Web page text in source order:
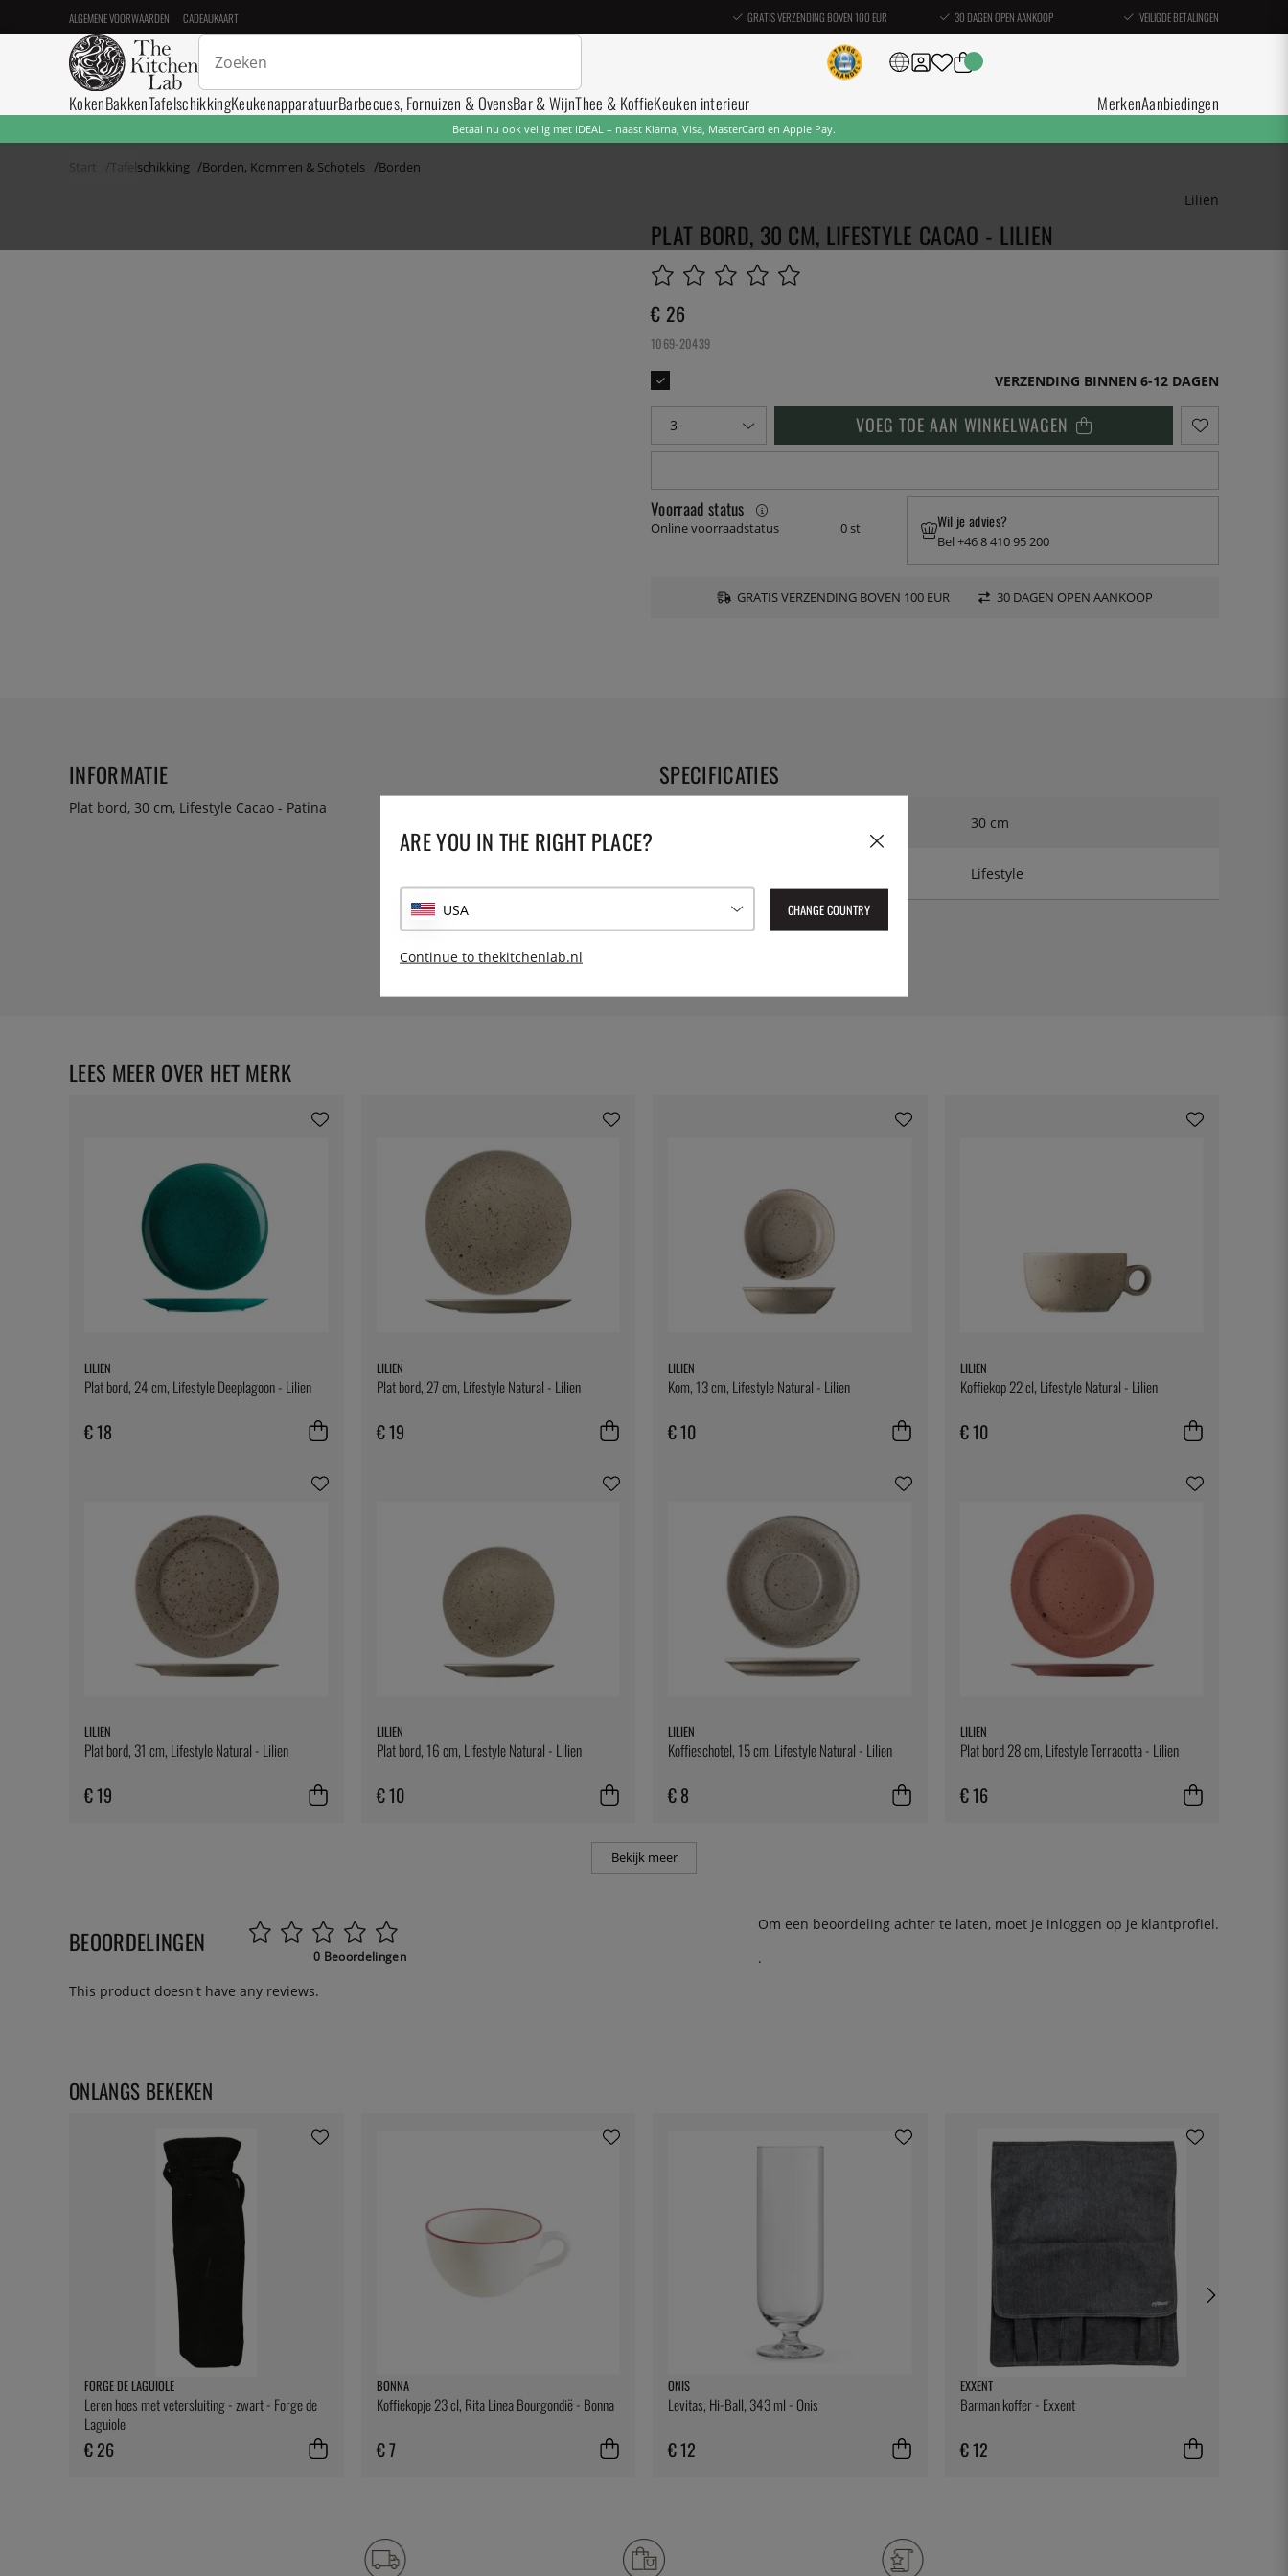
ALGEMENE VOORWAARDEN CADEAUKAART GRATIS VERZENDING BOVEN 100 EUR 30 DAGEN OPEN AANKOOP VEILIGDE BETALINGEN
KokenBakkenTafelschikkingKeukenapparatuurBarbecues, Fornuizen & OvensBar & WijnThee & KoffieKeuken interieur MerkenAanbiedingen
Betaal nu ook veilig met iDEAL – naast Klarna, Visa, MasterCard en Apple Pay.
Start Tafelschikking Borden, Kommen & Schotels Borden
Lilien
PLAT BORD, 30 CM, LIFESTYLE CACAO - LILIEN
€ 26
1069-20439
VERZENDING BINNEN 6-12 DAGEN
VOEG TOE AAN WINKELWAGEN
Voorraad status
Online voorraadstatus 0 st Wil je advies?
Bel +46 8 410 95 200
GRATIS VERZENDING BOVEN 100 EUR 30 DAGEN OPEN AANKOOP
INFORMATIE
Plat bord, 30 cm, Lifestyle Cacao - Patina
SPECIFICATIES
30 cm
Lifestyle
Geleverd artikelnummer:LSC2130
LILIEN
Plat bord, 24 cm, Lifestyle Deeplagoon - Lilien
€ 18
LILIEN
Plat bord, 27 cm, Lifestyle Natural - Lilien
€ 19
LILIEN
Kom, 13 cm, Lifestyle Natural - Lilien
€ 10
LILIEN
Koffiekop 22 cl, Lifestyle Natural - Lilien
€ 10
LILIEN
Plat bord, 31 cm, Lifestyle Natural - Lilien
€ 19
LILIEN
Plat bord, 16 cm, Lifestyle Natural - Lilien
€ 10
LILIEN
Koffieschotel, 15 cm, Lifestyle Natural - Lilien
€ 8
LILIEN
Plat bord 28 cm, Lifestyle Terracotta - Lilien
€ 16
Bekijk meer
LEES MEER OVER HET MERK
BEOORDELINGEN 0 Beoordelingen
Om een beoordeling achter te laten, moet je inloggen op je klantprofiel.
.
This product doesn't have any reviews.
ONLANGS BEKEKEN
FORGE DE LAGUIOLE
Leren hoes met vetersluiting - zwart - Forge de
Laguiole
€ 26
BONNA
Koffiekopje 23 cl, Rita Linea Bourgondië - Bonna
€ 7
ONIS
Levitas, Hi-Ball, 343 ml - Onis
€ 12
EXXENT
Barman koffer - Exxent
€ 12
ARE YOU IN THE RIGHT PLACE?
USA CHANGE COUNTRY
Continue to thekitchenlab.nl